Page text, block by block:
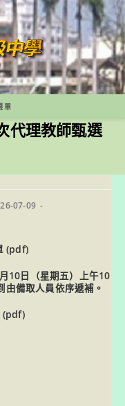
單
代理教師甄選
07-09
(pdf)
10日（星期五）上午10
備取人員依序遞補。
(pdf)